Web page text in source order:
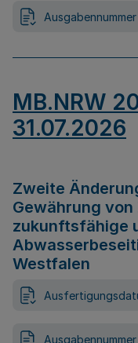
Ausgabennummer
MB.NRW
31.07.2026
Zweite
Gewährung
zukunftsfähige
Westfalen
Ausgabennummer